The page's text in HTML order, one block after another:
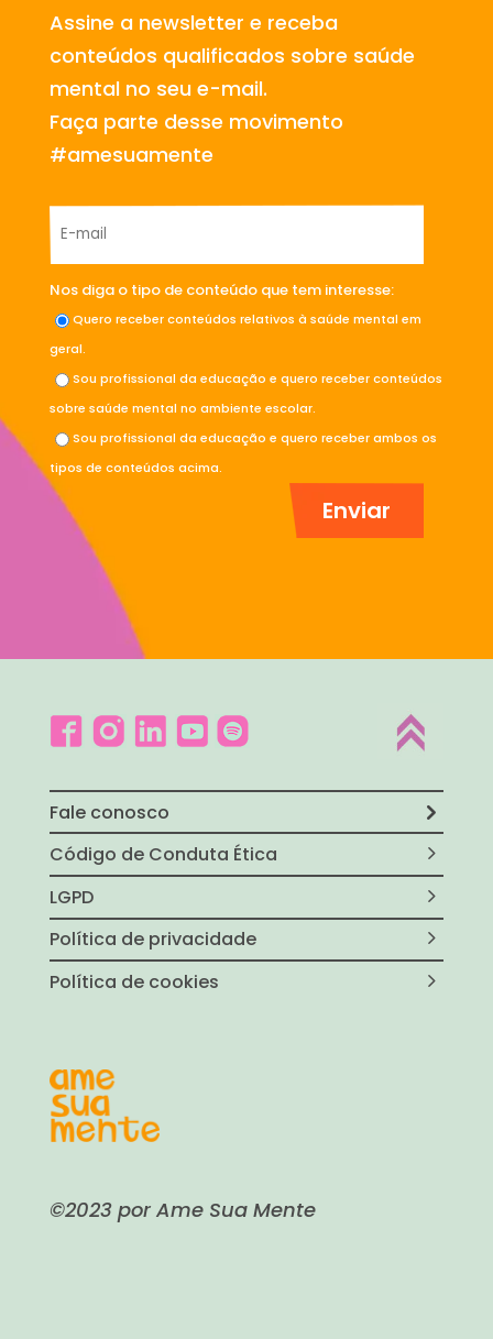
Assine a newsletter e receba
conteúdos qualificados sobre saúde
mental no seu e-mail.
Faça parte desse movimento
#amesuamente
Nos diga o tipo de conteúdo que tem interesse:
Quero receber conteúdos relativos à saúde mental em
geral.
Sou profissional da educação e quero receber conteúdos
sobre saúde mental no ambiente escolar.
Sou profissional da educação e quero receber ambos os
tipos de conteúdos acima.
Fale conosco
Código de Conduta Ética
LGPD
Política de privacidade
Política de cookies
©2023 por Ame Sua Mente